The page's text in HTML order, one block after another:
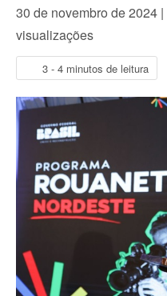
30 de novembro de 2024 |
visualizações
3 - 4 minutos de leitura